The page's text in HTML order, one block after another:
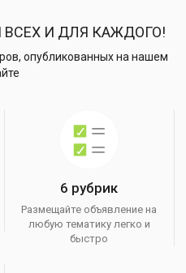
И ДЛЯ КАЖДОГО!
опубликованных на нашем
6 рубрик
Размещайте объявление на
любую тематику легко и
быстро